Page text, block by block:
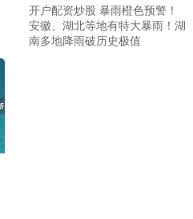
开户配资炒股 暴雨橙色预警！
安徽、湖北等地有特大暴雨！湖
南多地降雨破历史极值